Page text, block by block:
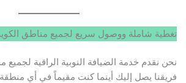
تغطية شاملة ووصول سريع لجميع مناطق
نحن نقدم خدمة الضيافة النوبية الراقية لجميع
فريقنا يصل إليك أينما كنت مقيماً في أي